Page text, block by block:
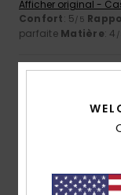
Afficher original -
Confort: 5/5
parfaite Matière: 4
C'est un t-shirt
tissu éponge que